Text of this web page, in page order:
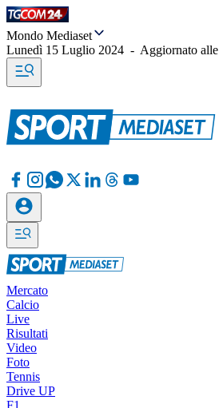
Mondo Mediaset
Lunedì 15 Luglio 2024 - Aggiornato alle
Mercato
Calcio
Live
Risultati
Video
Foto
Tennis
Drive UP
F1